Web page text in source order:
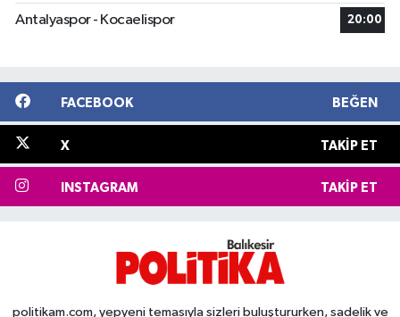
Antalyaspor - Kocaelispor 20:00
FACEBOOK BEĞEN
X TAKIP ET
INSTAGRAM TAKIP ET
politikam.com, yepyeni temasıyla sizleri buluştururken, sadelik ve